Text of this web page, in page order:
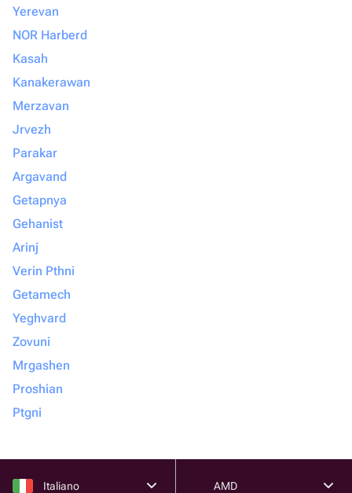
Yerevan
NOR Harberd
Kasah
Kanakerawan
Merzavan
Jrvezh
Parakar
Argavand
Getapnya
Gehanist
Arinj
Verin Pthni
Getamech
Yeghvard
Zovuni
Mrgashen
Proshian
Ptgni
Italiano AMD